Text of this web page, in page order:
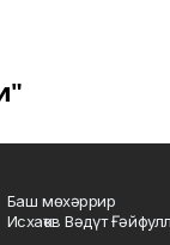
Баш мөхәррир
Исхаҡов Вәдүт